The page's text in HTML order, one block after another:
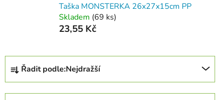
Taška MONSTERKA 26x27x15cm PP
Skladem (69 ks)
23,55 Kč
Ř
z
Řadit podle:Nejdražší